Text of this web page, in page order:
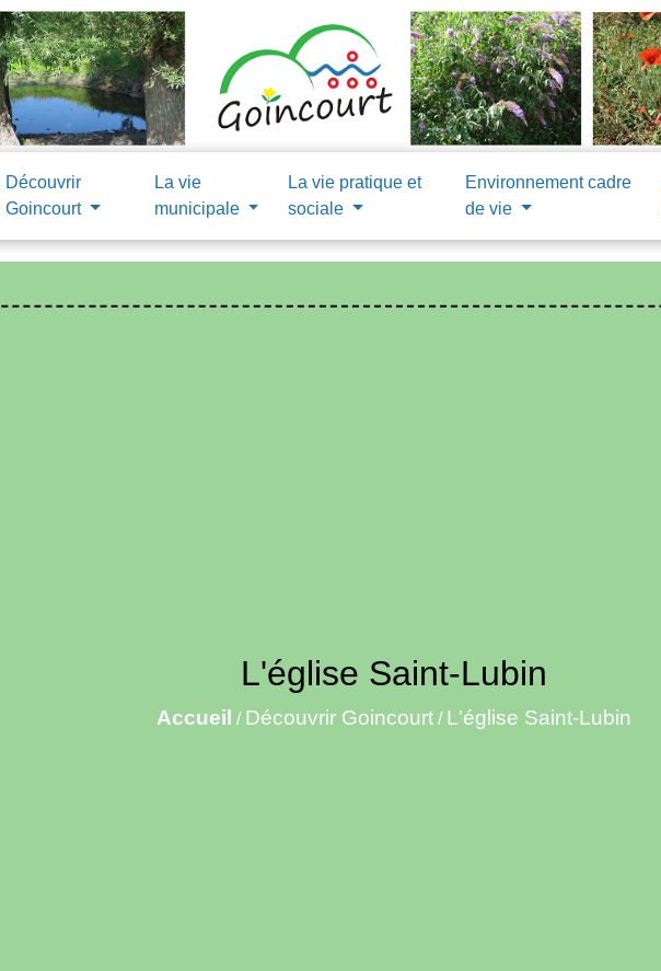
Découvrir
Goincourt
La vie
municipale
La vie pratique et
sociale
Environnement cadre
de vie
L'église Saint-Lubin
Accueil / Découvrir Goincourt / L'église Saint-Lubin